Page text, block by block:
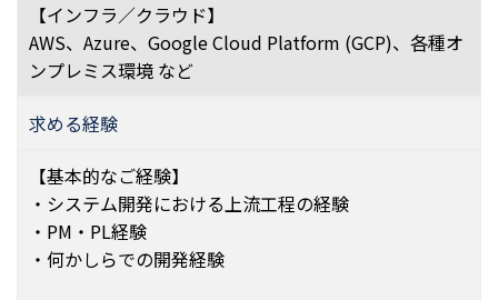
【インフラ／クラウド】
AWS、Azure、Google Cloud Platform (GCP)、各種オ
ンプレミス環境 など
求める経験
【基本的なご経験】
・システム開発における上流工程の経験
・PM・PL経験
・何かしらでの開発経験